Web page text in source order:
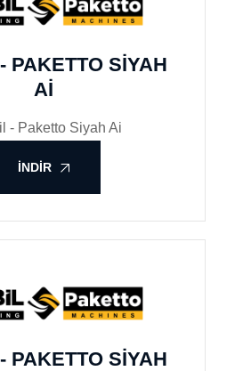
PAKETTO SIYAH
AI
- Paketto Siyah Ai
İNDIR
PAKETTO SIYAH